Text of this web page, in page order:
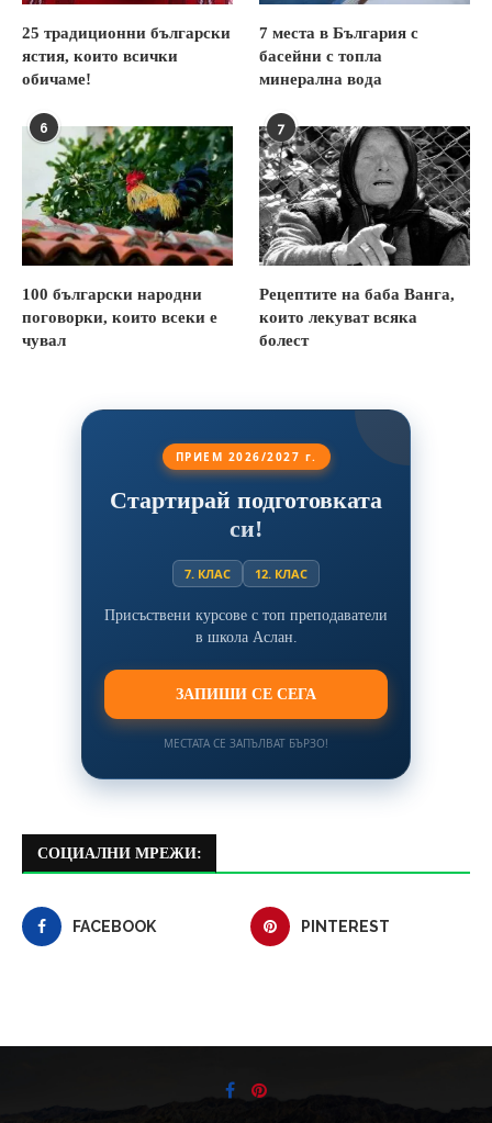
25 традиционни български
ястия, които всички
обичаме!
7 места в България с
басейни с топла
минерална вода
6
100 български народни
поговорки, които всеки е
чувал
7
Рецептите на баба Ванга,
които лекуват всяка
болест
ПРИЕМ 2026/2027 г.
Стартирай подготовката
си!
7. КЛАС 12. КЛАС
Присъствени курсове с топ преподаватели
в школа Аслан.
ЗАПИШИ СЕ СЕГА
МЕСТАТА СЕ ЗАПЪЛВАТ БЪРЗО!
СОЦИАЛНИ МРЕЖИ:
FACEBOOK PINTEREST